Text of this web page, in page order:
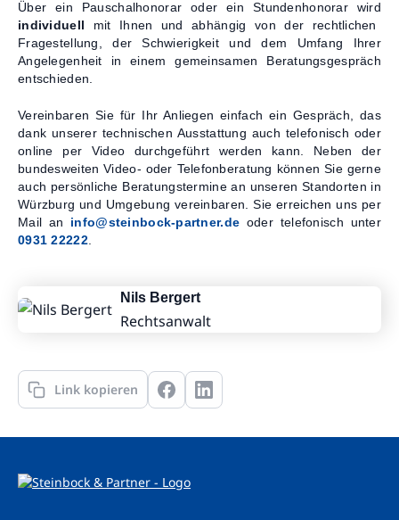
Über ein Pauschalhonorar oder ein Stundenhonorar wird
individuell mit Ihnen und abhängig von der rechtlichen
Fragestellung, der Schwierigkeit und dem Umfang Ihrer
Angelegenheit in einem gemeinsamen Beratungsgespräch
entschieden.
Vereinbaren Sie für Ihr Anliegen einfach ein Gespräch, das
dank unserer technischen Ausstattung auch telefonisch oder
online per Video durchgeführt werden kann. Neben der
bundesweiten Video- oder Telefonberatung können Sie gerne
auch persönliche Beratungstermine an unseren Standorten in
Würzburg und Umgebung vereinbaren. Sie erreichen uns per
Mail an info@steinbock-partner.de oder telefonisch unter
0931 22222.
Nils Bergert
Rechtsanwalt
Link kopieren